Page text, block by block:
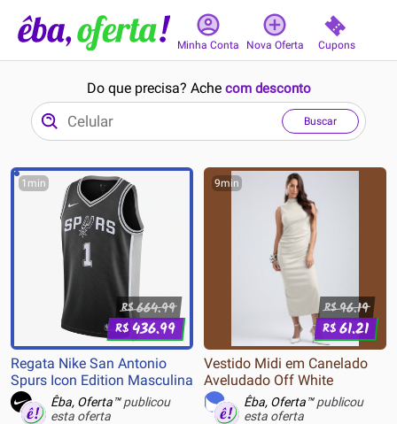
Minha Conta Nova Oferta Cupons
Do que precisa? Ache com desconto
Buscar
1min
R$664.99
R$436.99
Regata Nike San Antonio
Spurs Icon Edition Masculina
Êba, Oferta™publicou
esta oferta
9min
R$96.19
R$61.21
Vestido Midi em Canelado
Aveludado Off White
Êba, Oferta™publicou
esta oferta